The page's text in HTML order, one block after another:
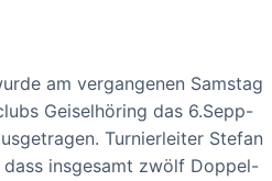
am vergangenen Samstag
Geiselhöring das 6.Sepp-
Turnierleiter Stefan
insgesamt zwölf Doppel-